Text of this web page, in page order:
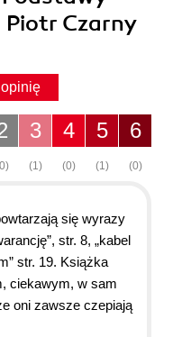
Piotr Czarny
6
(0)
5
(1)
4
(0)
3
(1)
się wyrazy
str. 8, „kabel
str. 19. Książka
ciekawym, w sam
oni zawsze czepiają